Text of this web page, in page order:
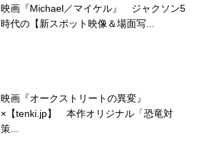
映画『Michael／マイケル』 ジャクソン5
時代の【新スポット映像＆場面写...
映画『オークストリートの異変』
×【tenki.jp】 本作オリジナル「恐竜対
策...